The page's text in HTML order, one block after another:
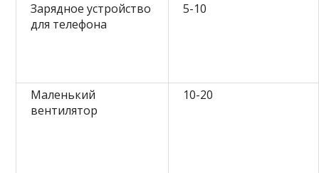
Зарядное устройство
для телефона
5-10
Маленький
вентилятор
10-20